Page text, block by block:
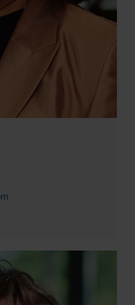
opzetten van hun
Toronto-kantoor in
leider en het team van
samenwerkte om
immigratieprojecten
waardevolle
Michelle is